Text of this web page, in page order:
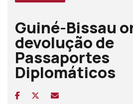
Guiné-Bissau
devolução de
Passaportes
Diplomáticos